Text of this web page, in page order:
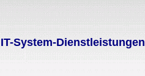
IT-System-Dienstleistungen